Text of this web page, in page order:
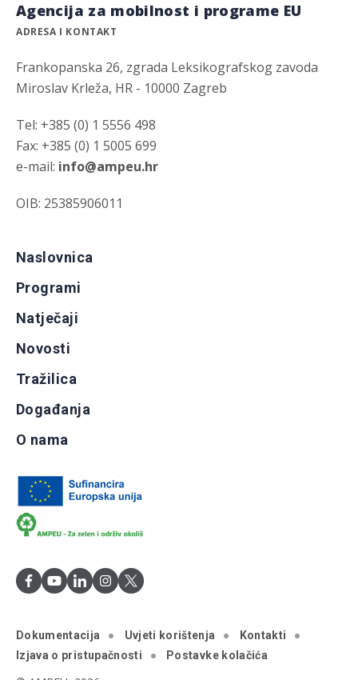
Agencija za mobilnost i programe EU
ADRESA I KONTAKT
Frankopanska 26, zgrada Leksikografskog zavoda
Miroslav Krleža, HR - 10000 Zagreb
Tel: +385 (0) 1 5556 498
Fax: +385 (0) 1 5005 699
e-mail: info@ampeu.hr
OIB: 25385906011
Naslovnica
Programi
Natječaji
Novosti
Tražilica
Događanja
O nama
Dokumentacija Uvjeti korištenja
Kontakti
Izjava o pristupačnosti
Postavke kolačića